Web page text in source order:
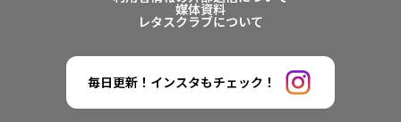
媒体資料
レタスクラブについて
毎日更新！インスタもチェック！